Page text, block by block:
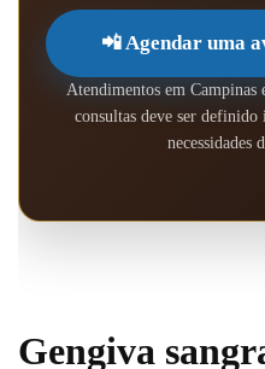
📲 Agendar uma
Atendimentos em Campinas
consultas deve ser
necessidades
Gengiva